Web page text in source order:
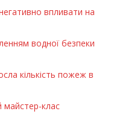
впливати на
водної безпеки
кількість пожеж в
майстер-клас